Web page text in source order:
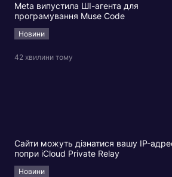
Meta випустила ШІ-агента для
програмування Muse Code
Новини
42 хвилини тому
Сайти можуть дізнатися вашу IP-
попри iCloud Private Relay
Новини